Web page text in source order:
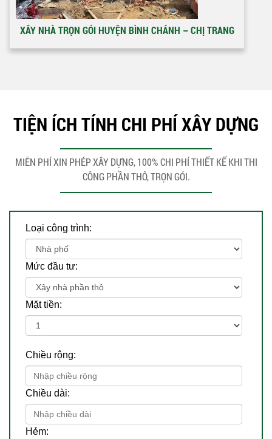
XÂY NHÀ TRỌN GÓI HUYỆN BÌNH CHÁNH – CHỊ TRANG
TIỆN ÍCH TÍNH CHI PHÍ XÂY DỰNG
MIỄN PHÍ XIN PHÉP XÂY DỰNG, 100% CHI PHÍ THIẾT KẾ KHI THI
CÔNG PHẦN THÔ, TRỌN GÓI.
Loại công trình:
Mức đầu tư:
Mặt tiền:
Chiều rộng:
Chiều dài:
Hẻm: